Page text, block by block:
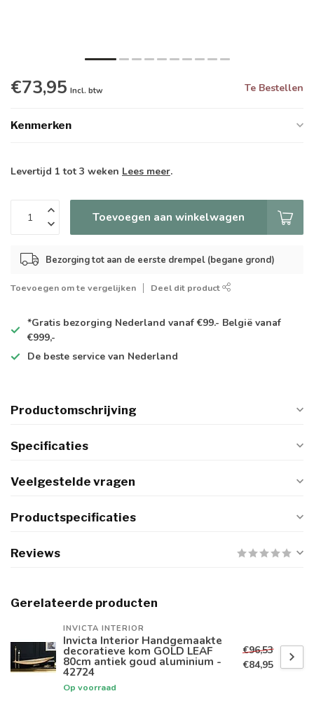
€73,95 Incl. btw Te Bestellen
Kenmerken
Levertijd 1 tot 3 weken Lees meer.
Toevoegen aan winkelwagen
Bezorging tot aan de eerste drempel (begane grond)
Toevoegen om te vergelijken Deel dit product
*Gratis bezorging Nederland vanaf €99.- België vanaf
€999,-
De beste service van Nederland
Productomschrijving
Specificaties
Veelgestelde vragen
Productspecificaties
Reviews
Gerelateerde producten
INVICTA INTERIOR
Invicta Interior Handgemaakte
decoratieve kom GOLD LEAF
80cm antiek goud aluminium -
42724
Op voorraad
€96,53
€84,95